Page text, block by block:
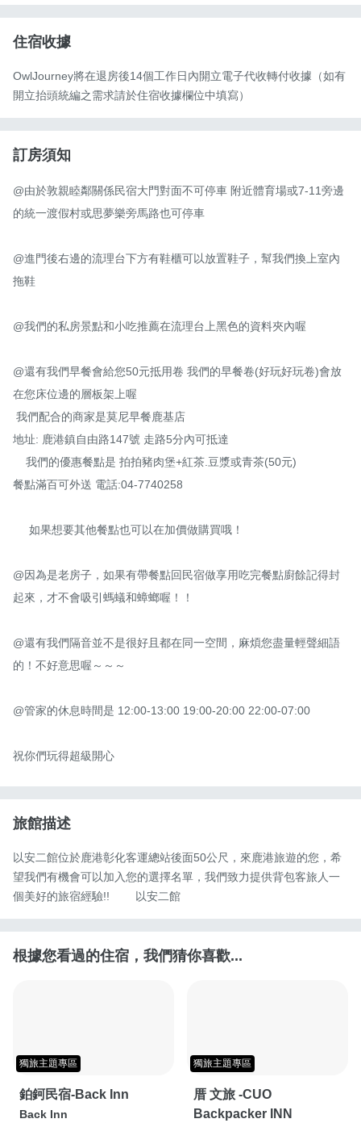
住宿收據
OwlJourney將在退房後14個工作日內開立電子代收轉付收據（如有
開立抬頭統編之需求請於住宿收據欄位中填寫）
訂房須知
@由於敦親睦鄰關係民宿大門對面不可停車 附近體育場或7-11旁邊
的統一渡假村或思夢樂旁馬路也可停車
@進門後右邊的流理台下方有鞋櫃可以放置鞋子，幫我們換上室內
拖鞋
@我們的私房景點和小吃推薦在流理台上黑色的資料夾內喔
@還有我們早餐會給您50元抵用卷 我們的早餐卷(好玩好玩卷)會放
在您床位邊的層板架上喔
地址: 鹿港鎮自由路147號 走路5分內可抵達
餐點滿百可外送 電話:04-7740258
@因為是老房子，如果有帶餐點回民宿做享用吃完餐點廚餘記得封
起來，才不會吸引螞蟻和蟑螂喔！！
@還有我們隔音並不是很好且都在同一空間，麻煩您盡量輕聲細語
的！不好意思喔～～～
@管家的休息時間是 12:00-13:00 19:00-20:00 22:00-07:00
祝你們玩得超級開心
旅館描述
以安二館位於鹿港彰化客運總站後面50公尺，來鹿港旅遊的您，希
望我們有機會可以加入您的選擇名單，我們致力提供背包客旅人一
個美好的旅宿經驗!!        以安二館
根據您看過的住宿，我們猜你喜歡...
獨旅主題專區
鉑鈳民宿-Back Inn
Back Inn
獨旅主題專區
厝 文旅 -CUO
Backpacker INN